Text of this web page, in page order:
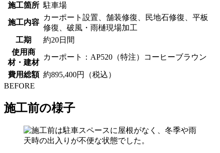
施工箇所 駐車場
施工内容
カーポート設置、舗装修復、民地石修復、平板
修復、破風・雨樋現場加工
工期
約20日間
使用商
材・建材
カーポート：AP520（特注）コーヒーブラウン
費用総額 約895,400円（税込）
BEFORE
施工前の様子